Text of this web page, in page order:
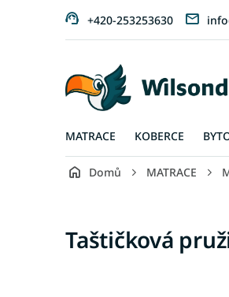
+420-253253630
MATRACE KOBERCE
Domů MATRACE
Taštičková